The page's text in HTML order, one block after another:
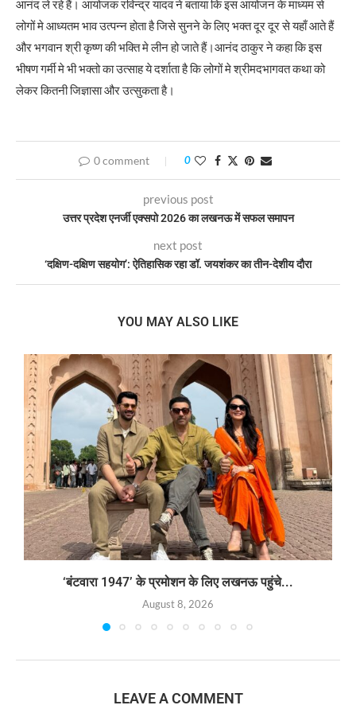
आनंद ले रहे हैं। आयोजक रविन्द्र यादव ने बताया कि इस आयोजन के माध्यम से
लोगों मे आध्यतम भाव उत्पन्न होता है जिसे सुनने के लिए भक्त दूर दूर से यहाँ आते हैं
और भगवान श्री कृष्ण की भक्ति मे लीन हो जाते हैं।आनंद ठाकुर ने कहा कि इस
भीषण गर्मी मे भी भक्तो का उत्साह ये दर्शाता है कि लोगों मे श्रीमदभागवत कथा को
लेकर कितनी जिज्ञासा और उत्सुकता है।
0 comment 0
previous post
उत्तर प्रदेश एनर्जी एक्सपो 2026 का लखनऊ में सफल समापन
next post
‘दक्षिण-दक्षिण सहयोग’: ऐतिहासिक रहा डॉ. जयशंकर का तीन-देशीय दौरा
YOU MAY ALSO LIKE
‘बंटवारा 1947’ के प्रमोशन के लिए लखनऊ पहुंचे...
August 8, 2026
LEAVE A COMMENT